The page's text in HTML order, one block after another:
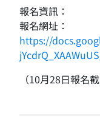
報名資訊：
報名網址：
https://
（10月28日報名截